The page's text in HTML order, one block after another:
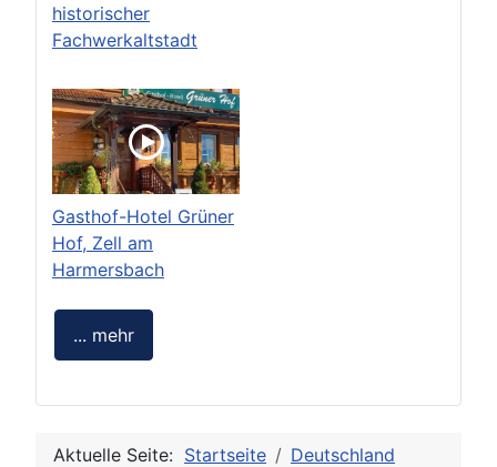
historischer
Fachwerkaltstadt
Gasthof-Hotel Grüner
Hof, Zell am
Harmersbach
... mehr
Aktuelle Seite: Startseite
Deutschland